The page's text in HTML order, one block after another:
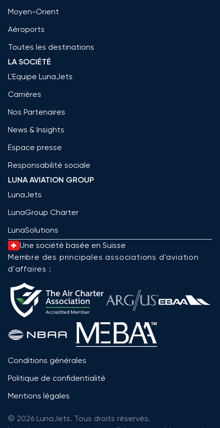
Moyen-Orient
Aéroports
Toutes les destinations
LA SOCIÉTÉ
L'Equipe LunaJets
Carrières
Nos Partenaires
News & Insights
Espace presse
Responsabilité sociale
LUNA AVIATION GROUP
LunaJets
LunaGroup Charter
LunaSolutions
Une société basée en Suisse
Membre des principales associations d'aviation
d'affaires :
Conditions générales
Politique de confidentialité
Mentions légales
© 2026 LunaJets. Tous droits réservés.